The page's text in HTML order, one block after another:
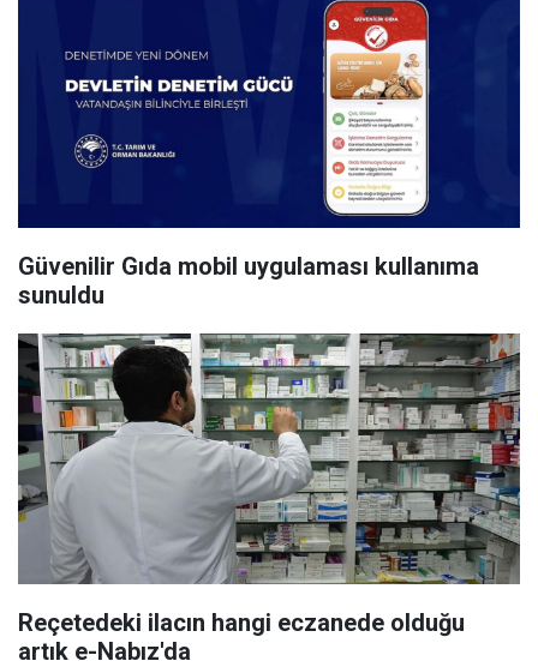
Güvenilir Gıda mobil uygulaması kullanıma
sunuldu
Reçetedeki ilacın hangi eczanede olduğu
artık e-Nabız'da